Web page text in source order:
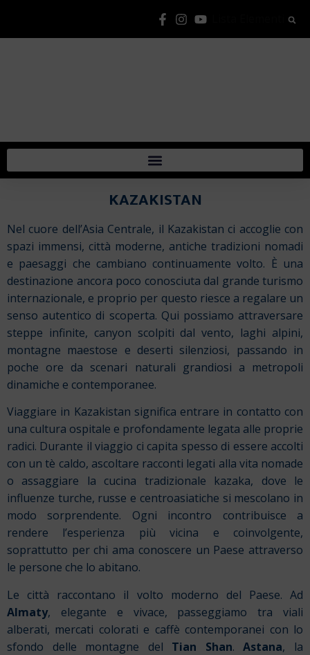
KAZAKISTAN
Nel cuore dell’Asia Centrale, il Kazakistan ci accoglie con
spazi immensi, città moderne, antiche tradizioni nomadi
e paesaggi che cambiano continuamente volto. È una
destinazione ancora poco conosciuta dal grande turismo
internazionale, e proprio per questo riesce a regalare un
senso autentico di scoperta. Qui possiamo attraversare
steppe infinite, canyon scolpiti dal vento, laghi alpini,
montagne maestose e deserti silenziosi, passando in
poche ore da scenari naturali grandiosi a metropoli
dinamiche e contemporanee.
Viaggiare in Kazakistan significa entrare in contatto con
una cultura ospitale e profondamente legata alle proprie
radici. Durante il viaggio ci capita spesso di essere accolti
con un tè caldo, ascoltare racconti legati alla vita nomade
o assaggiare la cucina tradizionale kazaka, dove le
influenze turche, russe e centroasiatiche si mescolano in
modo sorprendente. Ogni incontro contribuisce a
rendere l’esperienza più vicina e coinvolgente,
soprattutto per chi ama conoscere un Paese attraverso
le persone che lo abitano.
Le città raccontano il volto moderno del Paese. Ad
Almaty, elegante e vivace, passeggiamo tra viali
alberati, mercati colorati e caffè contemporanei con lo
sfondo delle montagne del Tian Shan.Astana, la